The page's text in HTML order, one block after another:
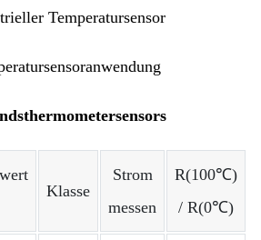
Klasse
Strom
messen
R(100℃)
/ R(0℃)